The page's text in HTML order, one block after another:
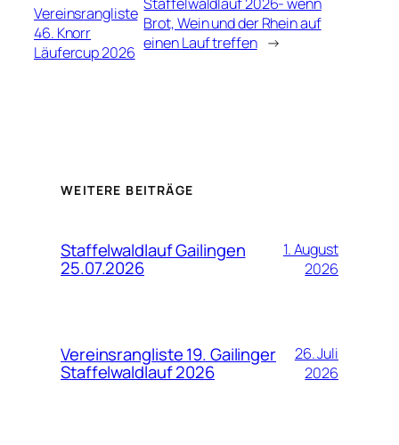
Vereinsrangliste
46. Knorr
Läufercup 2026
Brot, Wein und der Rhein auf
einen Lauf treffen →
WEITERE BEITRÄGE
Staffelwaldlauf Gailingen
25.07.2026
1. August
2026
Vereinsrangliste 19. Gailinger
Staffelwaldlauf 2026
26. Juli
2026